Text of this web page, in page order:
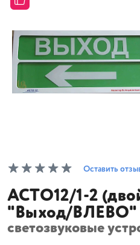
Оставить
АСТО12/1-2
"Выход/ВЛЕВО"
светозвуковые